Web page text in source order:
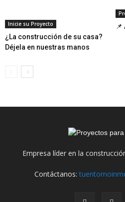
Inicie su Proyecto
¿La construcción de su casa?
Déjela en nuestras manos
Empresa líder en la
Contáctanos: